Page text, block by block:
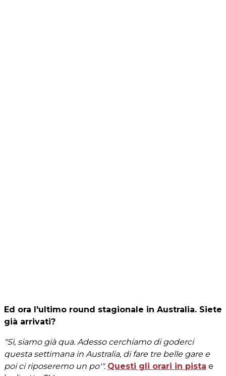
Ed ora l'ultimo round stagionale in Australia. Siete
già arrivati?
"Sì, siamo già qua. Adesso cerchiamo di goderci
questa settimana in Australia, di fare tre belle gare e
poi ci riposeremo un po'". Questi gli orari in pista e